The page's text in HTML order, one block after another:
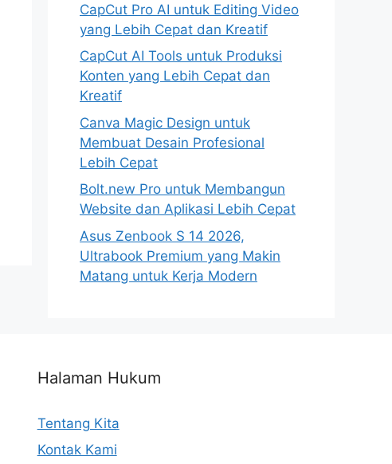
CapCut Pro AI untuk Editing Video
yang Lebih Cepat dan Kreatif
CapCut AI Tools untuk Produksi
Konten yang Lebih Cepat dan
Kreatif
Canva Magic Design untuk
Membuat Desain Profesional
Lebih Cepat
Bolt.new Pro untuk Membangun
Website dan Aplikasi Lebih Cepat
Asus Zenbook S 14 2026,
Ultrabook Premium yang Makin
Matang untuk Kerja Modern
Halaman Hukum
Tentang Kita
Kontak Kami